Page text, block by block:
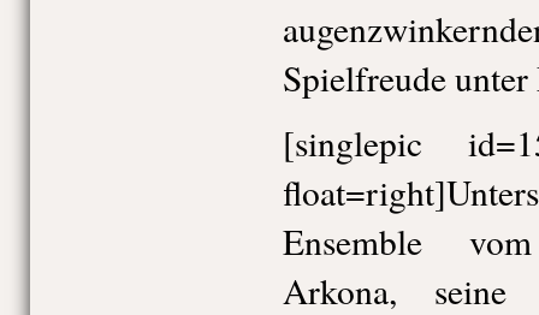
Spielfreude
[singlepic
Ensemble
Arkona,